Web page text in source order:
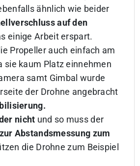
ähnlich wie beider
auf den
einige Arbeit erspart.
Propeller auch einfach am
sie kaum Platz einnehmen
samt Gimbal wurde
der Drohne angebracht
nicht und so muss der
Abstandsmessung zum
die Drohne zum Beispiel